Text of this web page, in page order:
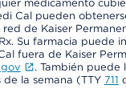
medicamento
Cal pueden
de Kaiser
Su farmacia puede
fuera de Kaiser
. También puede
de la semana (TTY 711